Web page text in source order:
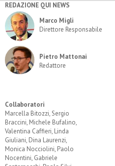
REDAZIONE QUI NEWS
Marco Migli
Direttore Responsabile
Pietro Mattonai
Redattore
Collaboratori
Marcella Bitozzi, Sergio
Braccini, Michele Bufalino,
Valentina Caffieri, Linda
Giuliani, Dina Laurenzi,
Monica Nocciolini, Paolo
Nocentini, Gabriele